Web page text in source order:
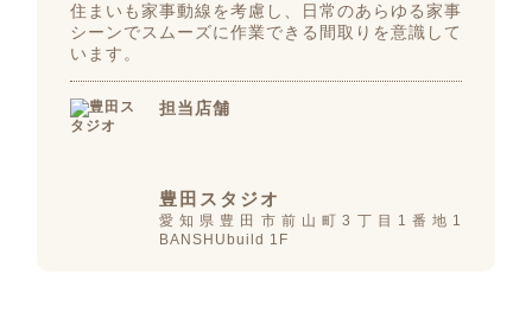
住まいも家事動線を考慮し、日常のあらゆる家事
シーンでスムーズに作業できる間取りを意識して
います。
担当店舗
豊田スタジオ
愛知県豊田市前山町3丁目1番地1
BANSHUbuild 1F